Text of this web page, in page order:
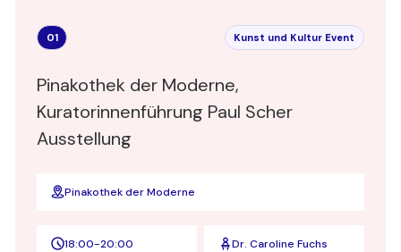
01 Kunst und Kultur Event
Pinakothek der Moderne,
Kuratorinnenführung Paul Scher
Ausstellung
Pinakothek der Moderne
18:00-20:00 Dr. Caroline Fuchs